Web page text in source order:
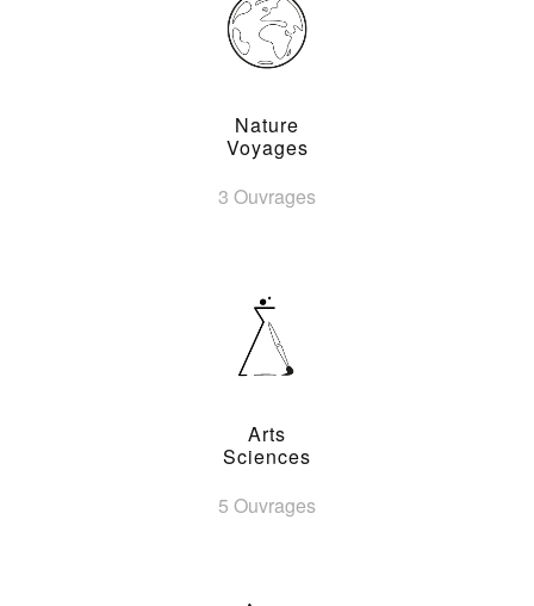
Nature
Voyages
3 Ouvrages
Arts
Sciences
5 Ouvrages